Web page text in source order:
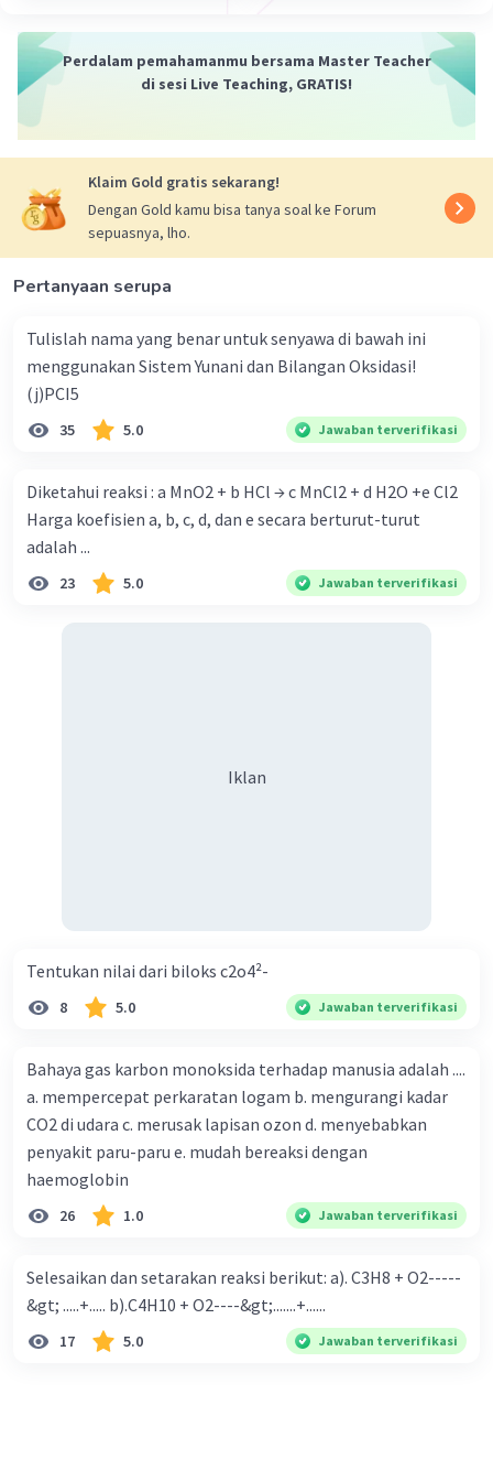
Perdalam pemahamanmu bersama Master Teacher
di sesi Live Teaching, GRATIS!
Klaim Gold gratis sekarang!
Dengan Gold kamu bisa tanya soal ke Forum
sepuasnya, lho.
Pertanyaan serupa
Tulislah nama yang benar untuk senyawa di bawah ini
menggunakan Sistem Yunani dan Bilangan Oksidasi!
(j)PCI5
35 5.0 Jawaban terverifikasi
Diketahui reaksi : a MnO2 + b HCl → c MnCl2 + d H2O +e Cl2
Harga koefisien a, b, c, d, dan e secara berturut-turut
adalah ...
23 5.0 Jawaban terverifikasi
Iklan
Tentukan nilai dari biloks c2o4²-
8 5.0 Jawaban terverifikasi
Bahaya gas karbon monoksida terhadap manusia adalah ....
a. mempercepat perkaratan logam b. mengurangi kadar
CO2 di udara c. merusak lapisan ozon d. menyebabkan
penyakit paru-paru e. mudah bereaksi dengan
haemoglobin
26 1.0 Jawaban terverifikasi
Selesaikan dan setarakan reaksi berikut: a). C3H8 + O2-----
&gt; .....+..... b).C4H10 + O2----&gt;.......+......
17 5.0 Jawaban terverifikasi